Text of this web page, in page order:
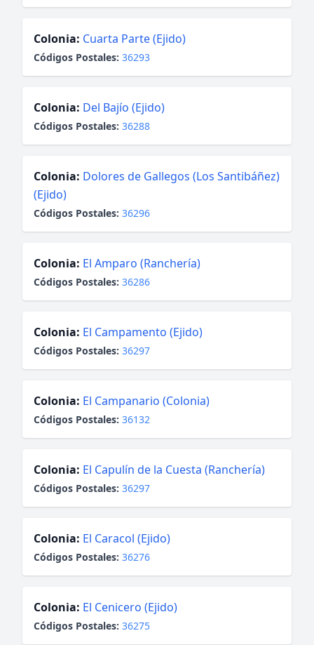
Colonia: Cuarta Parte (Ejido)
Códigos Postales: 36293
Colonia: Del Bajío (Ejido)
Códigos Postales: 36288
Colonia: Dolores de Gallegos (Los Santibáñez)
(Ejido)
Códigos Postales: 36296
Colonia: El Amparo (Ranchería)
Códigos Postales: 36286
Colonia: El Campamento (Ejido)
Códigos Postales: 36297
Colonia: El Campanario (Colonia)
Códigos Postales: 36132
Colonia: El Capulín de la Cuesta (Ranchería)
Códigos Postales: 36297
Colonia: El Caracol (Ejido)
Códigos Postales: 36276
Colonia: El Cenicero (Ejido)
Códigos Postales: 36275